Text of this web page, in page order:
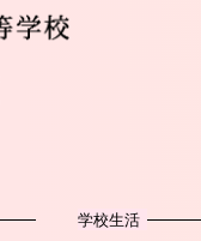
学校生活